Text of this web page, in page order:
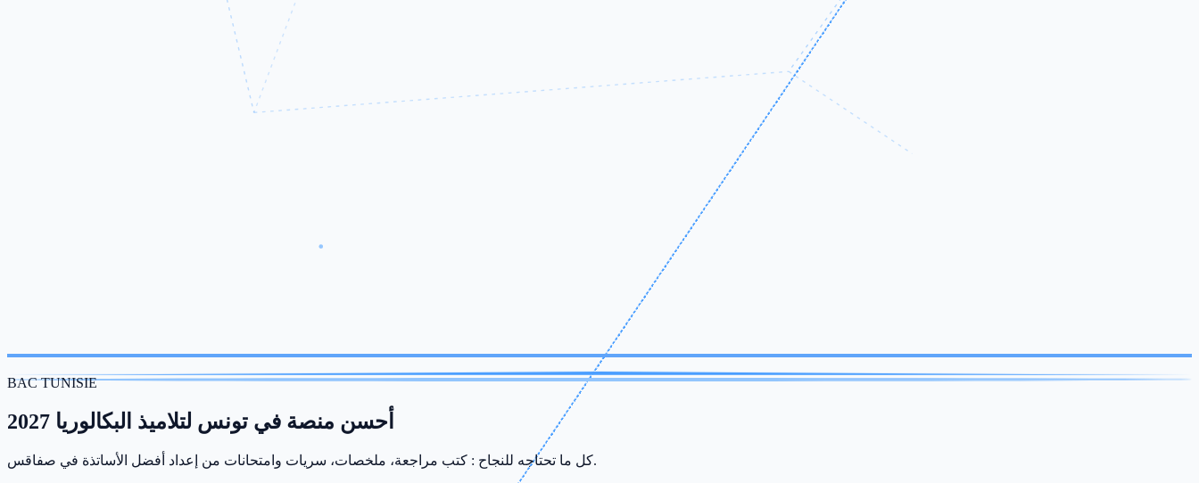
BAC TUNISIE
أحسن منصة في تونس لتلاميذ البكالوريا 2027
كل ما تحتاجه للنجاح : كتب مراجعة، ملخصات، سريات وامتحانات من إعداد أفضل الأساتذة في صفاقس.